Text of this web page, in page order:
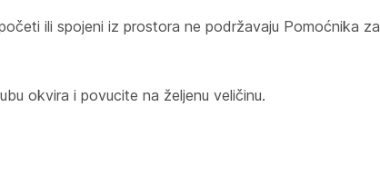
ili spojeni iz prostora ne podržavaju Pomoćnika za
okvira i povucite na željenu veličinu.